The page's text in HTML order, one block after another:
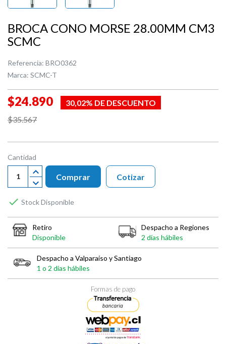
BROCA CONO MORSE 28.00MM CM3
SCMC
Referencia: BRO0362
Marca: SCMC-T
$24.890
30,02% DE DESCUENTO
$35.567
Cantidad
Comprar
 Stock Disponible
Cotizar
Retiro
Disponible
Despacho a Regiones
2 días hábiles
Despacho a Valparaíso y Santiago
1 o 2 días hábiles
Formas de pago